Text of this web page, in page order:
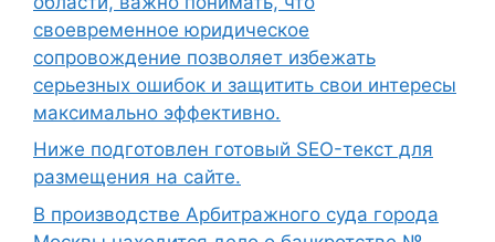
своевременное юридическое
сопровождение позволяет избежать
серьезных ошибок и защитить свои интересы
максимально эффективно.
Ниже подготовлен готовый SEO-текст для
размещения на сайте.
В производстве Арбитражного суда города